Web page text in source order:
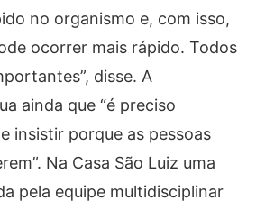
no organismo e, com isso,
ocorrer mais rápido. Todos
disse. A
ainda que “é preciso
insistir porque as pessoas
Na Casa São Luiz uma
pela equipe multidisciplinar